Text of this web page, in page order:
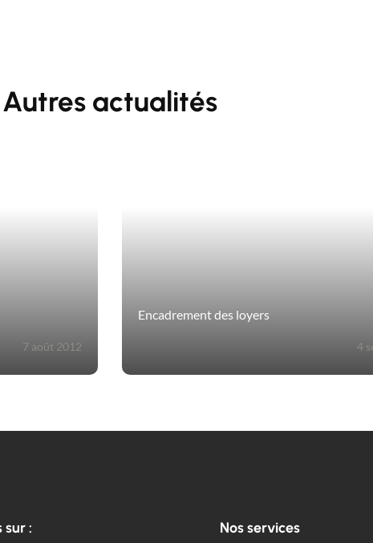
Autres actualités
7 août 2012
Encadrement des loyers
4
sur : Nos services